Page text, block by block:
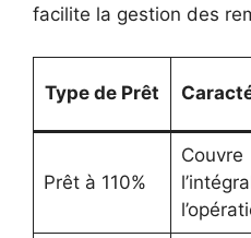
facilite la gestion des
Type de Prêt
Prêt à 110%
Couvre